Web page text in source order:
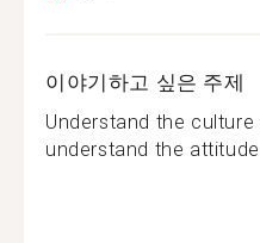
이야기하고 싶은 주제
Understand the
understand the